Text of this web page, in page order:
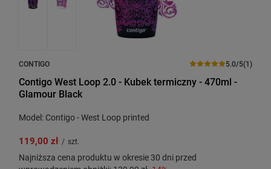
CONTIGO 5.0/5(1)
Contigo West Loop 2.0 - Kubek termiczny - 470ml -
Glamour Black
Model: Contigo - West Loop printed
119,00 zł / szt.
Najniższa cena produktu w okresie 30 dni przed